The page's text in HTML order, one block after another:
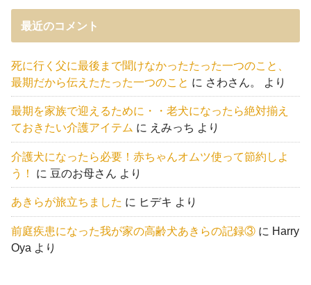
最近のコメント
死に行く父に最後まで聞けなかったたった一つのこと、
最期だから伝えたたった一つのこと に さわさん。 より
最期を家族で迎えるために・・老犬になったら絶対揃え
ておきたい介護アイテム に えみっち より
介護犬になったら必要！赤ちゃんオムツ使って節約しよ
う！
に 豆のお母さん より
あきらが旅立ちました に ヒデキ より
前庭疾患になった我が家の高齢犬あきらの記録③ に Harry
Oya より